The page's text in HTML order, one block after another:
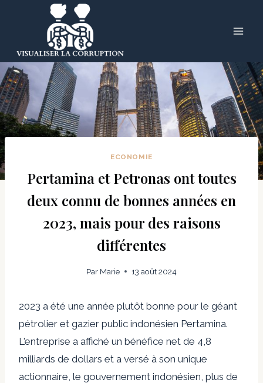
ECONOMIE
Pertamina et Petronas ont toutes
deux connu de bonnes années en
2023, mais pour des raisons
différentes
Par Marie 13 août 2024
2023 a été une année plutôt bonne pour le géant
pétrolier et gazier public indonésien Pertamina.
L'entreprise a affiché un bénéfice net de 4,8
milliards de dollars et a versé à son unique
actionnaire, le gouvernement indonésien, plus de